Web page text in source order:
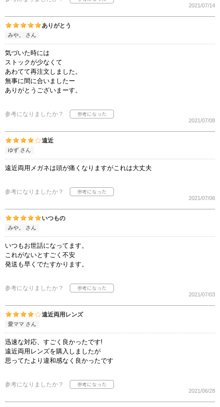
2021/07/14
ありがとう
みや。 さん
気づいた時には
ストックが少なくて
あわてて再注文しました。
無事に間に合いましたー
ありがとうございまーす。
参考になりましたか？
2021/07/08
遠近
ゆず さん
遠近両用メガネは頭が痛くなりますがこれは大丈夫
参考になりましたか？
2021/07/06
いつもの
みや。 さん
いつもお世話になってます。
これがないとすごく不安
発送も早くでたすかります。
参考になりましたか？
2021/07/03
遠近両用レンズ
愛ママ さん
迅速な対応、すごく良かったです!
遠近両用レンズを購入しましたが
思ってたより違和感なく良かったです
参考になりましたか？
2021/06/28